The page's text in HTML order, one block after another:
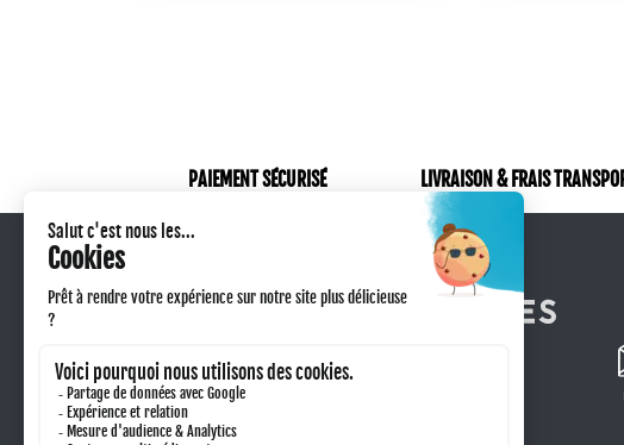
PAIEMENT SÉCURISÉ LIVRAISON & FRAIS
Qui sommes-nous ?
Retour produit
Technique de marquage